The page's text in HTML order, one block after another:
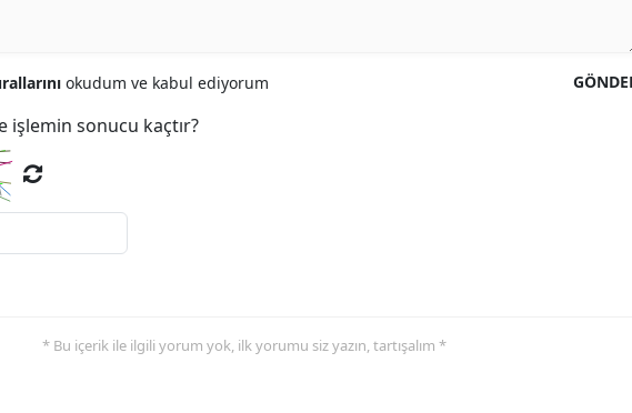
okudum ve kabul ediyorum
işlemin sonucu kaçtır?
* Bu içerik ile ilgili yorum yok, ilk yorumu siz yazın, tartışalım *